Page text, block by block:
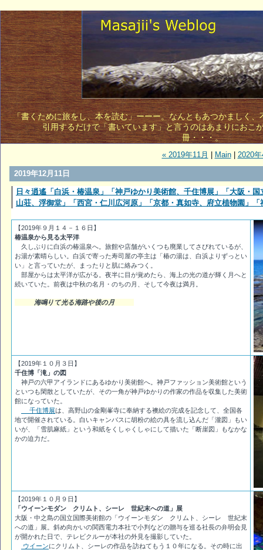
「書くために旅をし、本を読む」ーーー。なんともあつかましく
引用するだけで「書いています」と言うのはあまりにおこ
冊・・・。
« 2019年11月 Main| 2020
2019年12月11日
日々逍遙「白浜・椿温泉」「神戸ゆかり美術館、千住博展」「大阪・
山荘、浮御堂」「西宮・仁川広河原」「京都・真如寺、府立植物園」「
【2019年９月１４－１６日】
椿温泉から見る太平洋
久しぶりに白浜の椿温泉へ。旅館や店舗がいくつも廃業してさびれているが、
お湯が素晴らしい。白浜で寄った寿司屋の亭主は「椿の湯は、白浜よりずっとい
い」と言っていたが、まったりと肌に絡みつく。
部屋からは太平洋が広がる。夜半に目が覚めたら、海上の光の道が輝く月へと
続いていた。前夜は中秋の名月・のちの月、そして今夜は満月。
海鳴りて光る海路や後の月
【2019年１０月３日】
千住博「滝」の図
神戸の六甲アイランドにあるゆかり美術館へ。神戸ファッション美術館という
といつも閑散としていたが、その一角が神戸ゆかりの作家の作品を収集した美術
館になっていた。
千住博展は、高野山の金剛峯寺に奉納する襖絵の完成を記念して、全国各
地で開催されている。白いキャンバスに胡粉の絵の具を流し込んだ「瀧図」もい
いが、「雪肌麻紙」という和紙をくしゃくしゃにして描いた「断崖図」もなかな
かの迫力だ。
【2019年１０月９日】
「ウイーンモダン クリムト、シーレ 世紀末への道」展
大阪・中之島の国立国際美術館の「ウイーンモダン クリムト、シーレ 世紀末
への道」展。斜め向かいの関西電力本社で小判などの贈与を巡る社長の弁明会見
が開かれた日で、テレビクルーが本社の外見を撮影していた。
ウイーンにクリムト、シーレの作品を訪ねてもう１０年になる。その時に出